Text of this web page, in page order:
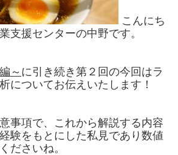
こんにち
支援センターの中野です。
～ に引き続き第２回の今回はラ
についてお伝えいたします！
事項で、これから解説する内容
験をもとにした私見であり数値
ださいね。